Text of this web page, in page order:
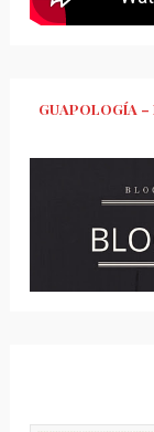
GUAPOLOGÍA –